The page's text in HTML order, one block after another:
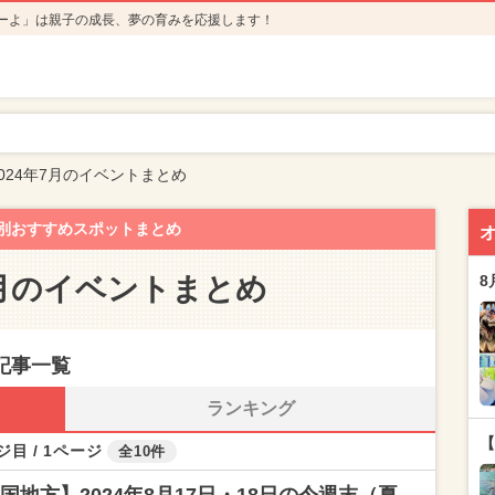
」は親子の成長、夢の育みを応援します！
年7月のイベントまとめ
おすすめスポットまとめ
のイベントまとめ
事一覧
ランキング
目 / 1ページ 全10件
8